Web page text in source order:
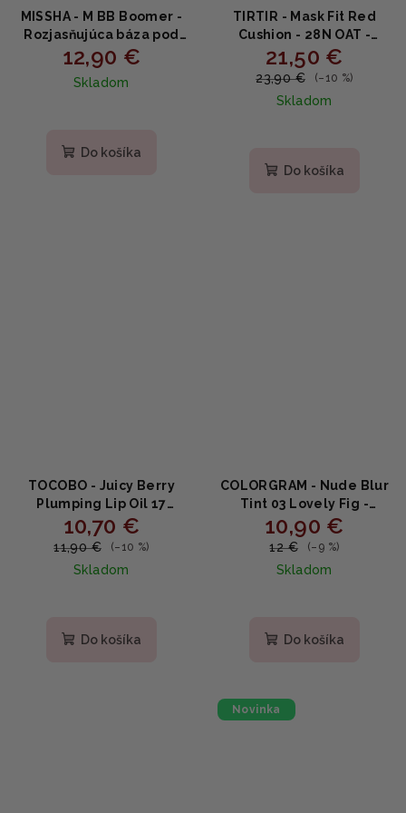
MISSHA - M BB Boomer -
Rozjasňujúca báza pod
BB krém s niacínamidom
a perlovým leskom 40ml
12,90 €
Skladom
Do košíka
TIRTIR - Mask Fit Red
Cushion - 28N OAT -
Dlhotrvajúci make-up na
tvár 18g
21,50 €
23,90 € (–10 %)
Skladom
Do košíka
TOCOBO - Juicy Berry
Plumping Lip Oil 17
BERRY MILK - Šťavnatý
plumping olej na pery s
mentolom a ovocnými
olejmi 4g
10,70 €
11,90 € (–10 %)
Skladom
Do košíka
COLORGRAM - Nude Blur
Tint 03 Lovely Fig -
Zamatový blur tint na
pery a líčka vo figovom
10,90 €
12 € (–9 %)
Skladom
Do košíka
Novinka